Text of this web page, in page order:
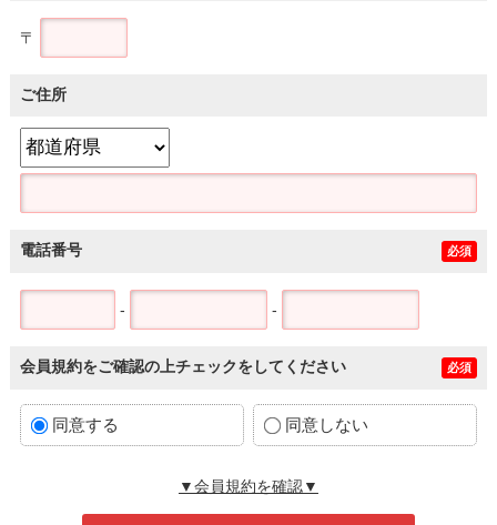
〒
ご住所
電話番号 必須
- -
会員規約をご確認の上チェックをしてください 必須
同意する 同意しない
▼会員規約を確認▼